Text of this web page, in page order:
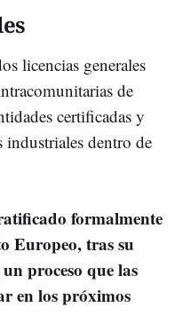
licencias generales
de
certificadas y
industriales dentro de
formalmente
Europeo, tras su
proceso que las
en los próximos